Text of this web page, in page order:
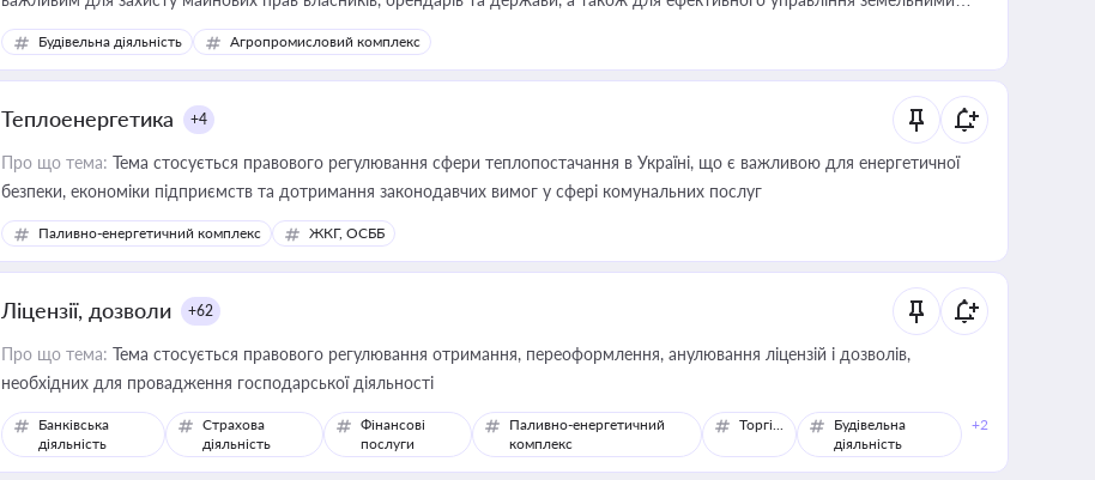
ресурсами
Будівельна діяльність Агропромисловий комплекс
Теплоенергетика +4
Про що тема: Тема стосується правового регулювання сфери теплопостачання в Україні, що є важливою для енергетичної
безпеки, економіки підприємств та дотримання законодавчих вимог у сфері комунальних послуг
Паливно-енергетичний комплекс ЖКГ, ОСББ
Ліцензії, дозволи +62
Про що тема: Тема стосується правового регулювання отримання, переоформлення, анулювання ліцензій і дозволів,
необхідних для провадження господарської діяльності
Банківська
діяльність
Страхова
діяльність
Фінансові
послуги
Паливно-енергетичний
комплекс
Торгівля
Будівельна
діяльність
+2